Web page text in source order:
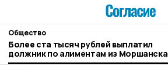
Общество
Более ста тысяч рублей выплатил
должник по алиментам из Моршанска